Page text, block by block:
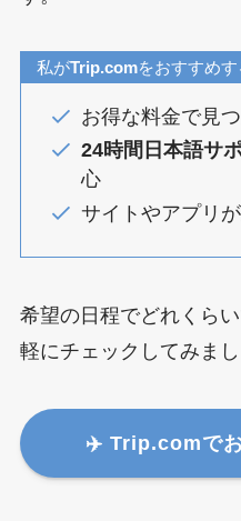
私がTrip.comをおすすめ
お得な料金で見
24時間日本語サ
心
サイトやアプリ
希望の日程でどれくら
軽にチェックしてみまし
✈️ Trip.comで